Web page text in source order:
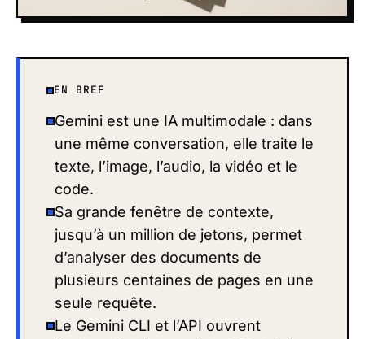
EN BREF
Gemini est une IA multimodale : dans
une même conversation, elle traite le
texte, l’image, l’audio, la vidéo et le
code.
Sa grande fenêtre de contexte,
jusqu’à un million de jetons, permet
d’analyser des documents de
plusieurs centaines de pages en une
seule requête.
Le Gemini CLI et l’API ouvrent